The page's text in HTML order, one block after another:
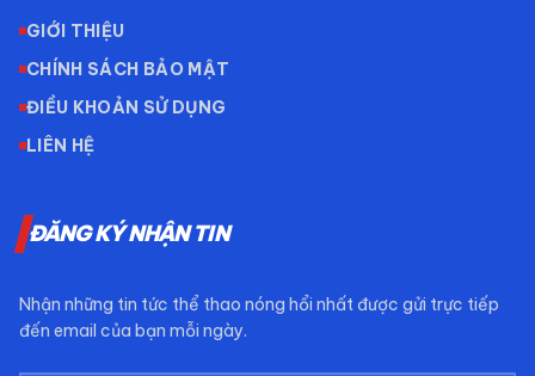
GIỚI THIỆU
CHÍNH SÁCH BẢO MẬT
ĐIỀU KHOẢN SỬ DỤNG
LIÊN HỆ
ĐĂNG KÝ NHẬN TIN
Nhận những tin tức thể thao nóng hổi nhất được gửi trực tiếp
đến email của bạn mỗi ngày.